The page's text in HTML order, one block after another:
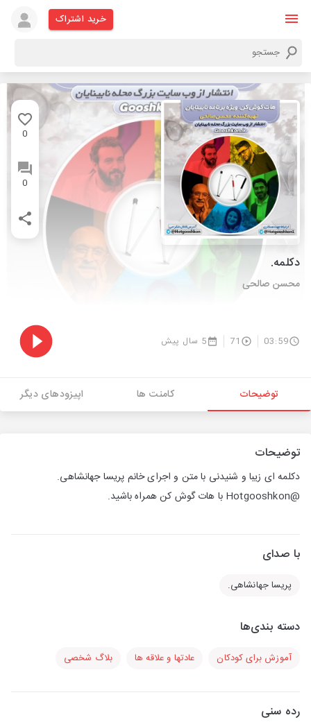
خرید اشتراک
0
0
دکلمه.
محسن صالحی
03:59
71 5 سال پیش
توضیحات کامنت ها اپیزودهای دیگر
توضیحات
دكلمه ای زیبا و شنیدنی با متن و اجرای خانم پریسا جهانشاهی.
@Hotgooshkon با هات گوش كن همراه باشید.
با صدای
پریسا جهانشاهی.
دسته بندی‌ها
آموزش برای کودکان عادتها و علاقه ها بلاگ شخصی
رده سنی